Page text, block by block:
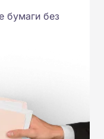
бумаги без